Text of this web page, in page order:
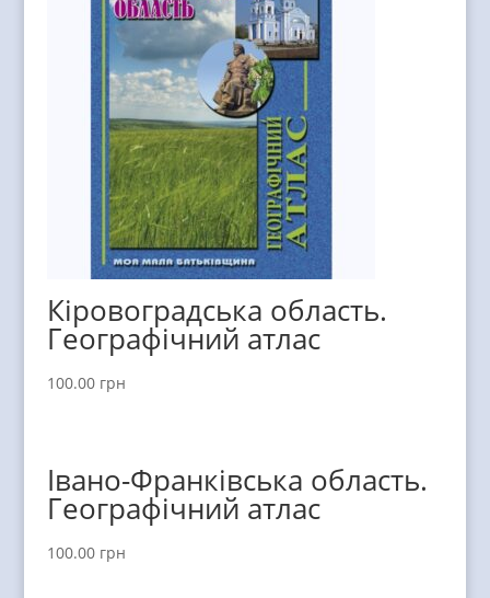
Кіровоградська область.
Географічний атлас
100.00 грн
Івано-Франківська область.
Географічний атлас
100.00 грн